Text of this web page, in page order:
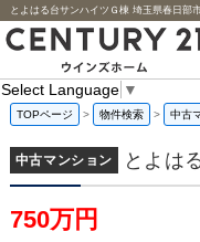
Select Language ▼
TOPページ > 物件検索 > 中古
中古マンション とよは
750万円